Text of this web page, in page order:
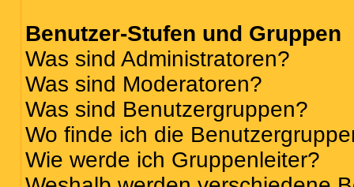
Benutzer-Stufen und Gruppen
Was sind Administratoren?
Was sind Moderatoren?
Was sind Benutzergruppen?
Wo finde ich die
Wie werde ich Gruppenleiter?